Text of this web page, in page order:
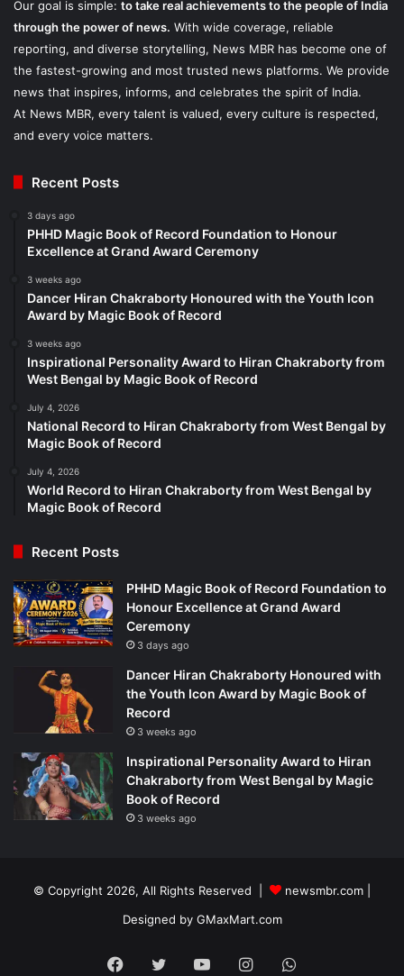
Our goal is simple: to take real achievements to the people of India
through the power of news. With wide coverage, reliable
reporting, and diverse storytelling, News MBR has become one of
the fastest-growing and most trusted news platforms. We provide
news that inspires, informs, and celebrates the spirit of India.
At News MBR, every talent is valued, every culture is respected,
and every voice matters.
Recent Posts
3 days ago
PHHD Magic Book of Record Foundation to Honour
Excellence at Grand Award Ceremony
3 weeks ago
Dancer Hiran Chakraborty Honoured with the Youth Icon
Award by Magic Book of Record
3 weeks ago
Inspirational Personality Award to Hiran Chakraborty from
West Bengal by Magic Book of Record
July 4, 2026
National Record to Hiran Chakraborty from West Bengal by
Magic Book of Record
July 4, 2026
World Record to Hiran Chakraborty from West Bengal by
Magic Book of Record
Recent Posts
PHHD Magic Book of Record Foundation to
Honour Excellence at Grand Award
Ceremony
3 days ago
Dancer Hiran Chakraborty Honoured with
the Youth Icon Award by Magic Book of
Record
3 weeks ago
Inspirational Personality Award to Hiran
Chakraborty from West Bengal by Magic
Book of Record
3 weeks ago
© Copyright 2026, All Rights Reserved |
newsmbr.com |
Designed by GMaxMart.com
Facebook
TwitterYouTubeInstagramWhatsApp